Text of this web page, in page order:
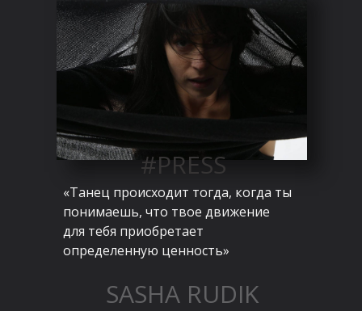
«Танец происходит тогда, когда ты
понимаешь, что твое движение
для тебя приобретает
определенную ценность»
SASHA RUDIK
#PRESS